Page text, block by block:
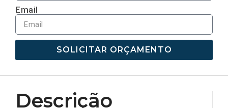
Email
SOLICITAR ORÇAMENTO
Descrição